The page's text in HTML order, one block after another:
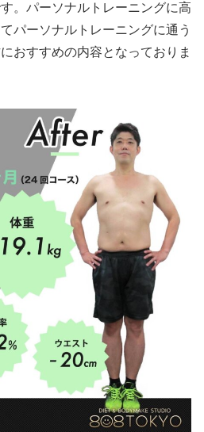
。パーソナルトレーニングに高
パーソナルトレーニングに通う
おすすめの内容となっておりま